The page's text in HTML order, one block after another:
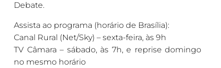
Debate.
Assista ao programa (horário de Brasília):
Canal Rural (Net/Sky) – sexta-feira, às 9h
TV Câmara – sábado, às 7h, e reprise domingo
no mesmo horário